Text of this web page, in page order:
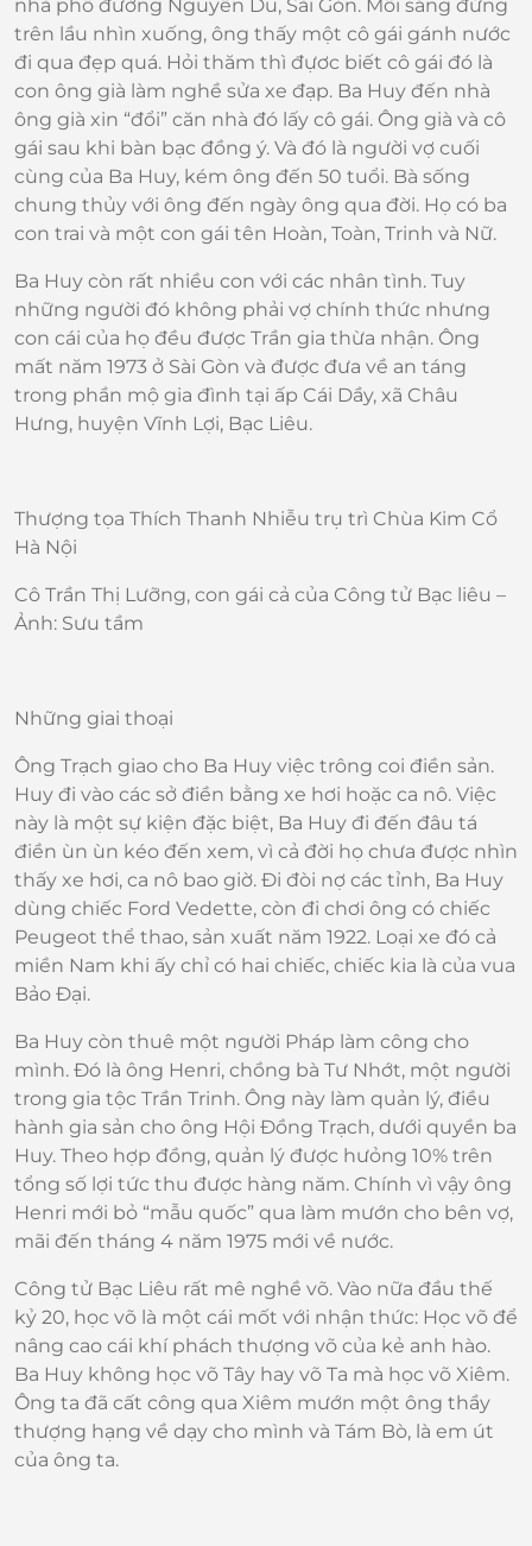
nhà phố đường Nguyễn Du, Sài Gòn. Mỗi sáng đứng
trên lầu nhìn xuống, ông thấy một cô gái gánh nước
đi qua đẹp quá. Hỏi thăm thì đựơc biết cô gái đó là
con ông già làm nghề sửa xe đạp. Ba Huy đến nhà
ông già xin “đổi” căn nhà đó lấy cô gái. Ông già và cô
gái sau khi bàn bạc đồng ý. Và đó là người vợ cuối
cùng của Ba Huy, kém ông đến 50 tuổi. Bà sống
chung thủy với ông đến ngày ông qua đời. Họ có ba
con trai và một con gái tên Hoàn, Toàn, Trinh và Nữ.
Ba Huy còn rất nhiều con với các nhân tình. Tuy
những người đó không phải vợ chính thức nhưng
con cái của họ đều được Trần gia thừa nhận. Ông
mất năm 1973 ở Sài Gòn và được đưa về an táng
trong phần mộ gia đình tại ấp Cái Dầy, xã Châu
Hưng, huyện Vĩnh Lợi, Bạc Liêu.
Thượng tọa Thích Thanh Nhiễu trụ trì Chùa Kim Cổ
Hà Nội
Cô Trần Thị Lưỡng, con gái cả của Công tử Bạc liêu –
Ảnh: Sưu tầm
Những giai thoại
Ông Trạch giao cho Ba Huy việc trông coi điền sản.
Huy đi vào các sở điền bằng xe hơi hoặc ca nô. Việc
này là một sự kiện đặc biệt, Ba Huy đi đến đâu tá
điền ùn ùn kéo đến xem, vì cả đời họ chưa được nhìn
thấy xe hơi, ca nô bao giờ. Đi đòi nợ các tỉnh, Ba Huy
dùng chiếc Ford Vedette, còn đi chơi ông có chiếc
Peugeot thể thao, sản xuất năm 1922. Loại xe đó cả
miền Nam khi ấy chỉ có hai chiếc, chiếc kia là của vua
Bảo Đại.
Ba Huy còn thuê một người Pháp làm công cho
mình. Đó là ông Henri, chồng bà Tư Nhớt, một người
trong gia tộc Trần Trinh. Ông này làm quản lý, điều
hành gia sản cho ông Hội Đồng Trạch, dưới quyền ba
Huy. Theo hợp đồng, quản lý được hưỏng 10% trên
tổng số lợi tức thu được hàng năm. Chính vì vậy ông
Henri mới bỏ “mẫu quốc” qua làm mướn cho bên vợ,
mãi đến tháng 4 năm 1975 mới về nước.
Công tử Bạc Liêu rất mê nghề võ. Vào nữa đầu thế
kỷ 20, học võ là một cái mốt với nhận thức: Học võ để
nâng cao cái khí phách thượng võ của kẻ anh hào.
Ba Huy không học võ Tây hay võ Ta mà học võ Xiêm.
Ông ta đã cất công qua Xiêm mướn một ông thầy
thượng hạng về dạy cho mình và Tám Bò, là em út
của ông ta.